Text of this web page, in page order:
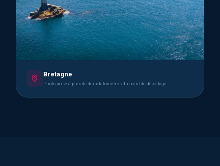
Bretagne
Photo prise à plus de deux kilomètres du point de décollage